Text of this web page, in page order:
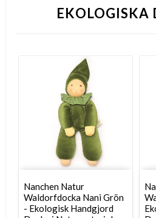
EKOLOGISKA
Nanchen Natur
Waldorfdocka Nani Grön
- Ekologisk Handgjord